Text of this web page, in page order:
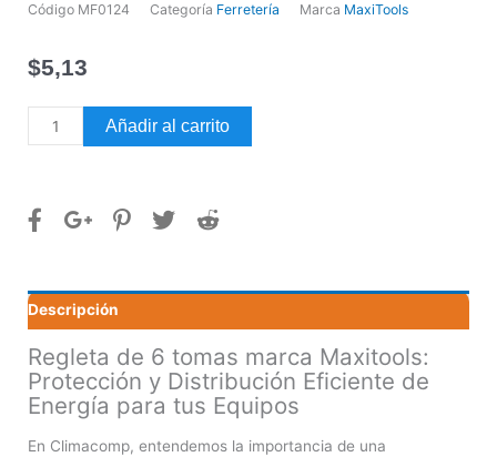
Código MF0124 Categoría Ferretería Marca MaxiTools
$5,13
Regleta
de
marca
Añadir al carrito
Descripción
Regleta de 6 tomas marca Maxitools:
Protección y Distribución Eficiente de
Energía para tus Equipos
En Climacomp, entendemos la importancia de una